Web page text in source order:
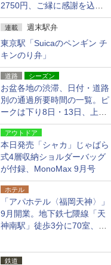
2750円、ご縁に感謝を込め
た20周年記念キャンペーン
連載 週末駅弁
東京駅「Suicaのペンギン チ
キンのり弁」
道路 シーズン
お盆各地の渋滞、日付・道路
別の通過所要時間の一覧。ピ
ークは下り8日・13日、上り
14日・15日
アウトドア
本日発売「シャカ」じゃばら
式4層収納ショルダーバッグ
が付録、MonoMax 9月号
ホテル
「アパホテル〈福岡天神〉」
9月開業。地下鉄七隈線「天
神南駅」徒歩3分に70室、エ
鉄道